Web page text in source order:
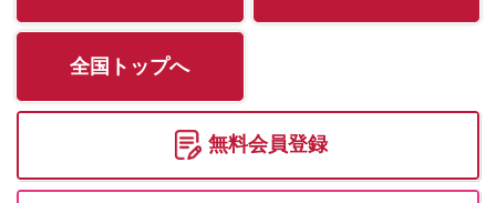
全国トップへ
無料会員登録